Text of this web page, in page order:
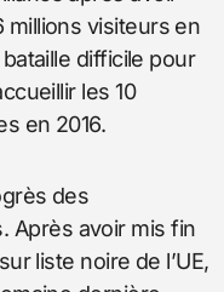
millions visiteurs en
difficile pour
les 10
en 2016.
des
Après avoir mis fin
liste noire de l’UE,